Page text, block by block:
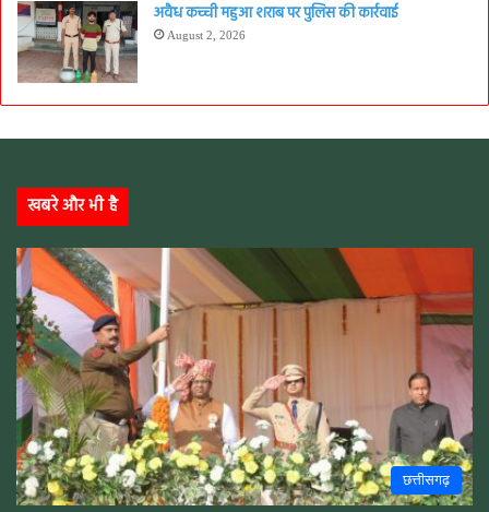
अवैध कच्ची महुआ शराब पर पुलिस की कार्रवाई
August 2, 2026
खबरे और भी है
छत्तीसगढ़